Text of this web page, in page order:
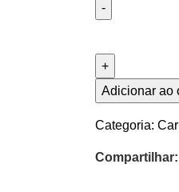
Adicionar ao
Categoria:
Compartilhar: